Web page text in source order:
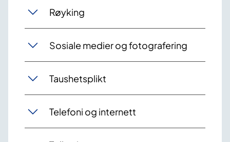
Røyking
Sosiale medier og fotografering
Taushetsplikt
Telefoni og internett